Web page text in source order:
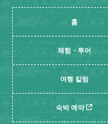
홈
체험・투어
여행 칼럼
숙박 예약